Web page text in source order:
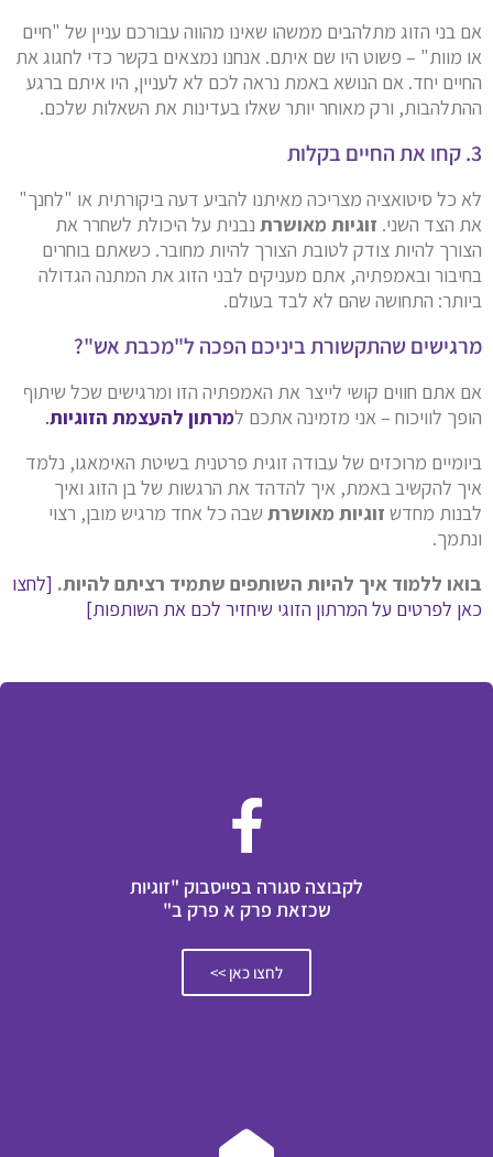
אם בני הזוג מתלהבים ממשהו שאינו מהווה עבורכם עניין של "חיים
או מוות" – פשוט היו שם איתם. אנחנו נמצאים בקשר כדי לחגוג את
החיים יחד. אם הנושא באמת נראה לכם לא לעניין, היו איתם ברגע
ההתלהבות, ורק מאוחר יותר שאלו בעדינות את השאלות שלכם.
3. קחו את החיים בקלות
לא כל סיטואציה מצריכה מאיתנו להביע דעה ביקורתית או "לחנך"
את הצד השני. זוגיות מאושרת נבנית על היכולת לשחרר את
הצורך להיות צודק לטובת הצורך להיות מחובר. כשאתם בוחרים
בחיבור ובאמפתיה, אתם מעניקים לבני הזוג את המתנה הגדולה
ביותר: התחושה שהם לא לבד בעולם.
מרגישים שהתקשורת ביניכם הפכה ל"מכבת אש"?
אם אתם חווים קושי לייצר את האמפתיה הזו ומרגישים שכל שיתוף
הופך לוויכוח – אני מזמינה אתכם למרתון להעצמת הזוגיות.
ביומיים מרוכזים של עבודה זוגית פרטנית בשיטת האימאגו, נלמד
איך להקשיב באמת, איך להדהד את הרגשות של בן הזוג ואיך
לבנות מחדש זוגיות מאושרת שבה כל אחד מרגיש מובן, רצוי
ונתמך.
בואו ללמוד איך להיות השותפים שתמיד רציתם להיות. [לחצו
כאן לפרטים על המרתון הזוגי שיחזיר לכם את השותפות]
לקבוצה סגורה בפייסבוק "זוגיות
שכזאת פרק א פרק ב"
לחצו כאן >>